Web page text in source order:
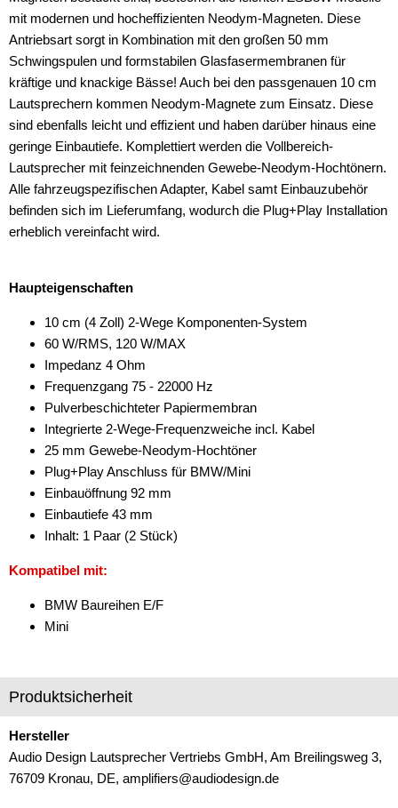
X3
X5
X6
für Bugatti
für Citroen
für Ford
für Harley-Davidson
für Honda
für Hyundai
für Iveco
für Kia
für Mercedes-Benz
für Nissan
für Opel
für Peugeot
mit modernen und hocheffizienten Neodym-Magneten. Diese
Antriebsart sorgt in Kombination mit den großen 50 mm
Schwingspulen und formstabilen Glasfasermembranen für
kräftige und knackige Bässe! Auch bei den passgenauen 10 cm
Lautsprechern kommen Neodym-Magnete zum Einsatz. Diese
sind ebenfalls leicht und effizient und haben darüber hinaus eine
geringe Einbautiefe. Komplettiert werden die Vollbereich-
Lautsprecher mit feinzeichnenden Gewebe-Neodym-Hochtönern.
Alle fahrzeugspezifischen Adapter, Kabel samt Einbauzubehör
befinden sich im Lieferumfang, wodurch die Plug+Play Installation
erheblich vereinfacht wird.
Haupteigenschaften
10 cm (4 Zoll) 2-Wege Komponenten-System
60 W/RMS, 120 W/MAX
Impedanz 4 Ohm
Frequenzgang 75 - 22000 Hz
Pulverbeschichteter Papiermembran
Integrierte 2-Wege-Frequenzweiche incl. Kabel
25 mm Gewebe-Neodym-Hochtöner
Plug+Play Anschluss für BMW/Mini
Einbauöffnung 92 mm
Einbautiefe 43 mm
Inhalt: 1 Paar (2 Stück)
Kompatibel mit:
BMW Baureihen E/F
Mini
Produktsicherheit
Hersteller
Audio Design Lautsprecher Vertriebs GmbH, Am Breilingsweg 3,
76709 Kronau, DE, amplifiers@audiodesign.de